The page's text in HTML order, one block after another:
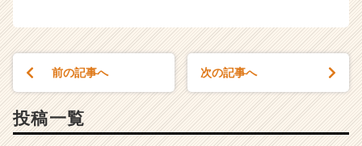
前の記事へ 次の記事へ
投稿一覧